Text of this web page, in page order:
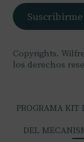
Copyrights.
los derechos
PROGRAMA KIT
DEL